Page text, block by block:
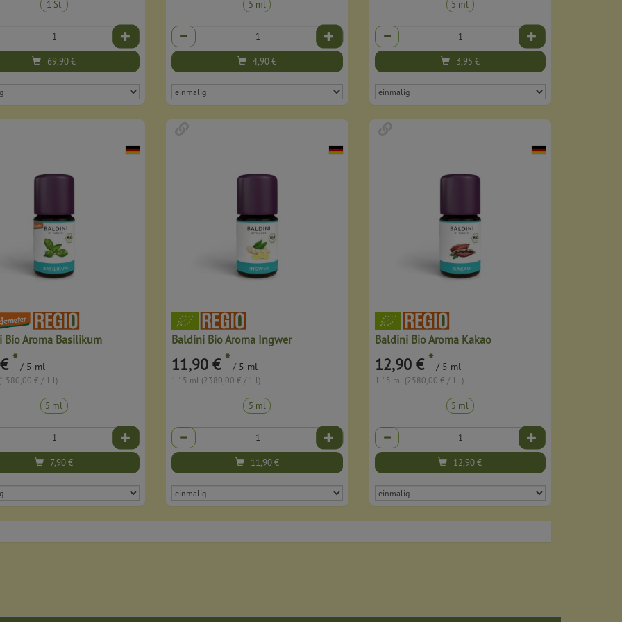
1 St
69,90€
5 ml
Anzahl
4,90€
5 ml
Anzahl
3,95 €
Bio Aroma Basilikum
* / 5 ml
€ / 1 l)
5 ml
7,90€
Baldini Bio Aroma Ingwer
11,90 € * / 5 ml
1 * 5 ml (2380,00 € / 1 l)
5 ml
Anzahl
11,90€
Baldini Bio Aroma Kakao
12,90 €* / 5 ml
1 * 5 ml (2580,00 € / 1 l)
5 ml
Anzahl
12,90€